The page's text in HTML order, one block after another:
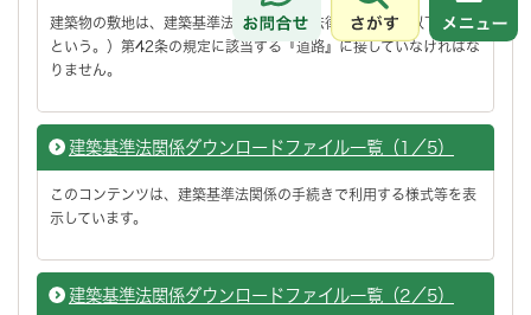
さがす
建築物の敷地は、建築基準法（昭和25年法律第201号、以下「法」
という。）第42条の規定に該当する『道路』に接していなければな
りません。
建築基準法関係ダウンロードファイル一覧（1／5）
このコンテンツは、建築基準法関係の手続きで利用する様式等を表
示しています。
建築基準法関係ダウンロードファイル一覧（2／5）